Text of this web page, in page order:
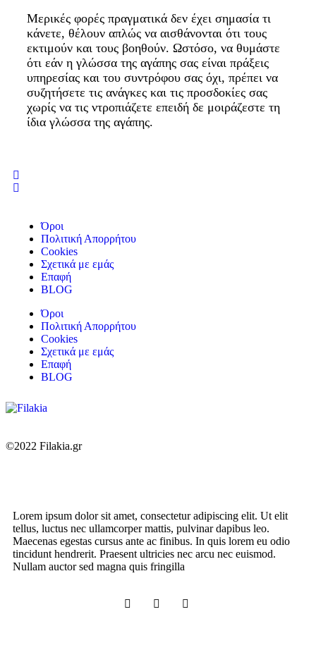
Μερικές φορές πραγματικά δεν έχει σημασία τι
κάνετε, θέλουν απλώς να αισθάνονται ότι τους
εκτιμούν και τους βοηθούν. Ωστόσο, να θυμάστε
ότι εάν η γλώσσα της αγάπης σας είναι πράξεις
υπηρεσίας και του συντρόφου σας όχι, πρέπει να
συζητήσετε τις ανάγκες και τις προσδοκίες σας
χωρίς να τις ντροπιάζετε επειδή δε μοιράζεστε τη
ίδια γλώσσα της αγάπης.
Όροι
Πολιτική Απορρήτου
Cookies
Σχετικά με εμάς
Επαφή
BLOG
Όροι
Πολιτική Απορρήτου
Cookies
Σχετικά με εμάς
Επαφή
BLOG
©2022 Filakia.gr
Lorem ipsum dolor sit amet, consectetur adipiscing elit. Ut elit
tellus, luctus nec ullamcorper mattis, pulvinar dapibus leo.
Maecenas egestas cursus ante ac finibus. In quis lorem eu odio
tincidunt hendrerit. Praesent ultricies nec arcu nec euismod.
Nullam auctor sed magna quis fringilla